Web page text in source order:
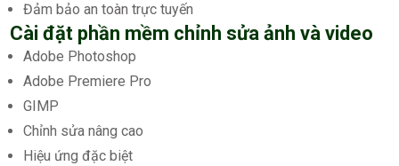
Đảm bảo an toàn trực tuyến
Cài đặt phần mềm chỉnh sửa ảnh và video
Adobe Photoshop
Adobe Premiere Pro
GIMP
Chỉnh sửa nâng cao
Hiệu ứng đặc biệt